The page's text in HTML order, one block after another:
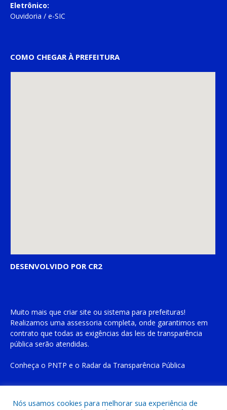
Eletrônico:
Ouvidoria / e-SIC
COMO CHEGAR À PREFEITURA
DESENVOLVIDO POR CR2
Muito mais que criar site ou sistema para prefeituras!
Realizamos uma assessoria completa, onde garantimos em
contrato que todas as exigências das leis de transparência
pública serão atendidas.
Conheça o PNTP e o Radar da Transparência Pública
Nós usamos cookies para melhorar sua experiência de